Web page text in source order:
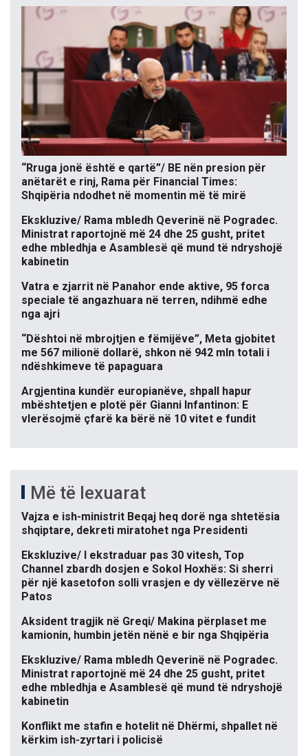
“Rruga jonë është e qartë”/ BE nën presion për
anëtarët e rinj, Rama për Financial Times:
Shqipëria ndodhet në momentin më të mirë
Ekskluzive/ Rama mbledh Qeverinë në Pogradec.
Ministrat raportojnë më 24 dhe 25 gusht, pritet
edhe mbledhja e Asamblesë që mund të ndryshojë
kabinetin
Vatra e zjarrit në Panahor ende aktive, 95 forca
speciale të angazhuara në terren, ndihmë edhe
nga ajri
“Dështoi në mbrojtjen e fëmijëve”, Meta gjobitet
me 567 milionë dollarë, shkon në 942 mln totali i
ndëshkimeve të papaguara
Argjentina kundër europianëve, shpall hapur
mbështetjen e plotë për Gianni Infantinon: E
vlerësojmë çfarë ka bërë në 10 vitet e fundit
Më të lexuarat
Vajza e ish-ministrit Beqaj heq dorë nga shtetësia
shqiptare, dekreti miratohet nga Presidenti
Ekskluzive/ I ekstraduar pas 30 vitesh, Top
Channel zbardh dosjen e Sokol Hoxhës: Si sherri
për një kasetofon solli vrasjen e dy vëllezërve në
Patos
Aksident tragjik në Greqi/ Makina përplaset me
kamionin, humbin jetën nënë e bir nga Shqipëria
Ekskluzive/ Rama mbledh Qeverinë në Pogradec.
Ministrat raportojnë më 24 dhe 25 gusht, pritet
edhe mbledhja e Asamblesë që mund të ndryshojë
kabinetin
Konflikt me stafin e hotelit në Dhërmi, shpallet në
kërkim ish-zyrtari i policisë